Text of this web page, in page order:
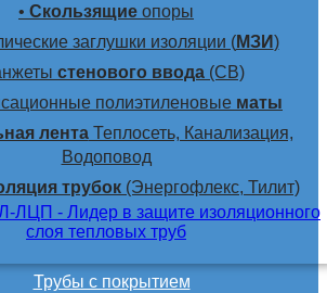
• Скользящие опоры
заглушки изоляции (МЗИ)
стенового ввода (СВ)
полиэтиленовые маты
лентаТеплосеть, Канализация,
Водоповод
трубок (Энергофлекс, Тилит)
Трубы с покрытием